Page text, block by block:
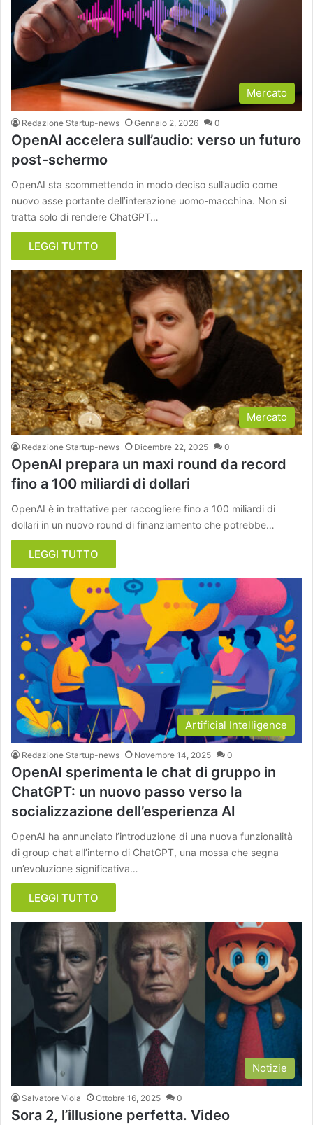
Mercato
Redazione Startup-news Gennaio 2, 2026 0
OpenAI accelera sull’audio: verso un futuro
post-schermo
OpenAI sta scommettendo in modo deciso sull’audio come
nuovo asse portante dell’interazione uomo-macchina. Non si
tratta solo di rendere ChatGPT…
LEGGI TUTTO
Mercato
Redazione Startup-news Dicembre 22, 2025 0
OpenAI prepara un maxi round da record
fino a 100 miliardi di dollari
OpenAI è in trattative per raccogliere fino a 100 miliardi di
dollari in un nuovo round di finanziamento che potrebbe…
LEGGI TUTTO
Artificial Intelligence
Redazione Startup-news Novembre 14, 2025 0
OpenAI sperimenta le chat di gruppo in
ChatGPT: un nuovo passo verso la
socializzazione dell’esperienza AI
OpenAI ha annunciato l’introduzione di una nuova funzionalità
di group chat all’interno di ChatGPT, una mossa che segna
un’evoluzione significativa…
LEGGI TUTTO
Notizie
Salvatore Viola Ottobre 16, 2025 0
Sora 2, l’illusione perfetta. Video